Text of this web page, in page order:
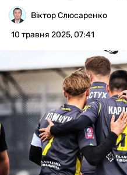
РІЗНЕ
БУКМЕКЕРИ
Віктор Слюсаренко
10 травня 2025, 07:41